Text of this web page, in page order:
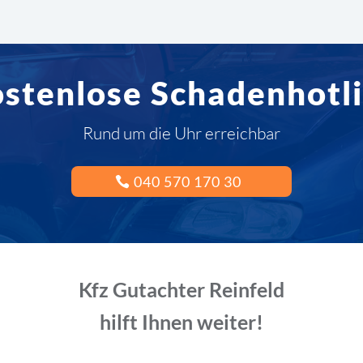
Rund um die Uhr erreichbar
040 570 170 30
Kfz Gutachter Reinfeld
hilft Ihnen weiter!